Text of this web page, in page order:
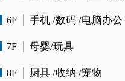
6F 手机 /数码 /电脑办公
7F 母婴/玩具
8F 厨具 /收纳 /宠物